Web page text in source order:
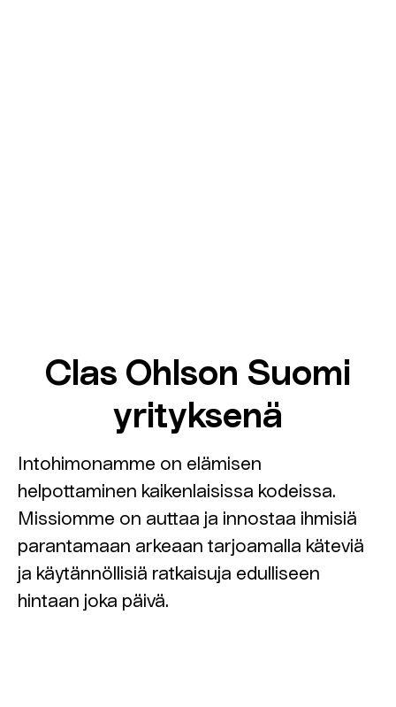
Clas Ohlson Suomi
yrityksenä
Intohimonamme on elämisen
helpottaminen kaikenlaisissa kodeissa.
Missiomme on auttaa ja innostaa ihmisiä
parantamaan arkeaan tarjoamalla käteviä
ja käytännöllisiä ratkaisuja edulliseen
hintaan joka päivä.